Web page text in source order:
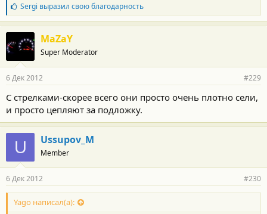
Б
л
а
г
о
д
а
н
с
т
и
:
Sergi выразил свою благодарность
MaZaY
Super Moderator
6 Дек 2012 #229
С стрелками-скорее всего они просто очень плотно сели,
и просто цепляют за подложку.
U Ussupov_M
Member
6 Дек 2012 #230
Yago написал(а):